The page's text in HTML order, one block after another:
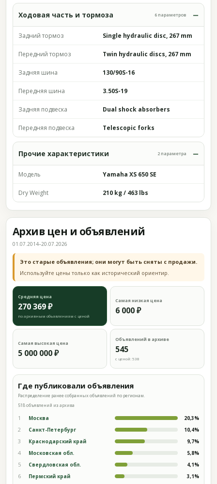
Ходовая часть и тормоза 6 параметров
Задний тормоз Single hydraulic disc, 267 mm
Передний тормоз Twin hydraulic discs, 267 mm
Задняя шина 130/90S-16
Передняя шина 3.50S-19
Задняя подвеска Dual shock absorbers
Передняя подвеска Telescopic forks
Прочие характеристики 2 параметра
Модель Yamaha XS 650 SE
Dry Weight 210 kg / 463 lbs
Архив цен и объявлений
01.07.2014–20.07.2026
Это старые объявления; они могут быть сняты с продажи.
Используйте цены только как исторический ориентир.
Средняя цена
270 369 ₽
по архивным объявлениям с ценой
Самая низкая цена
6 000 ₽
Самая высокая цена
5 000 000 ₽
Объявлений в архиве
545
с ценой: 538
Где публиковали объявления
Распределение ранее собранных объявлений по регионам.
518 объявлений из архива
1 Москва 20,3%
2 Санкт-Петербург 10,4%
3 Краснодарский край 9,7%
4 Московская обл. 5,8%
5 Свердловская обл. 4,1%
6 Пермский край 3,1%